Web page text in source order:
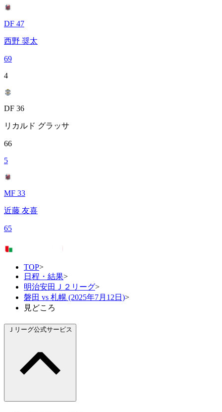
DF 47
西野 奨太
69
4
DF 36
リカルド グラッサ
66
5
MF 33
近藤 友喜
65
TOP>
日程・結果>
明治安田Ｊ２リーグ>
磐田 vs 札幌 (2025年7月12日)>
見どころ
Ｊリーグ公式サービス